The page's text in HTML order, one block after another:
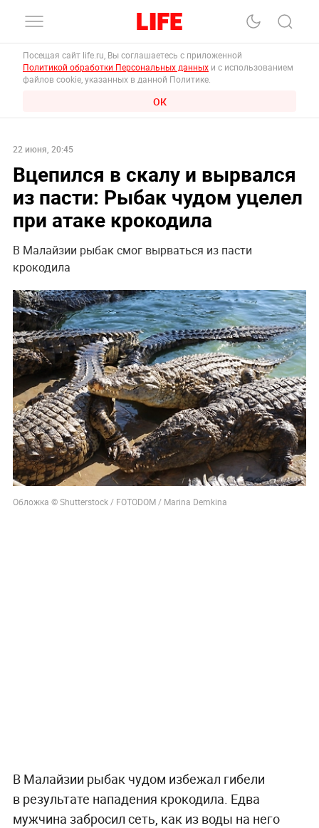
Посещая сайт life.ru, Вы соглашаетесь с приложенной
Политикой обработки Персональных данных и с использованием
файлов cookie, указанных в данной Политике.
ОК
22 июня, 20:45
Вцепился в скалу и вырвался
из пасти: Рыбак чудом уцелел
при атаке крокодила
В Малайзии рыбак смог вырваться из пасти
крокодила
Обложка © Shutterstock / FOTODOM / Marina Demkina
В Малайзии рыбак чудом избежал гибели
в результате нападения крокодила. Едва
мужчина забросил сеть, как из воды на него